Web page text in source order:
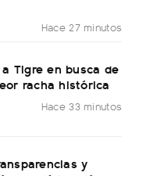
Hace 27 minutos
Tigre en busca de
racha histórica
Hace 33 minutos
y